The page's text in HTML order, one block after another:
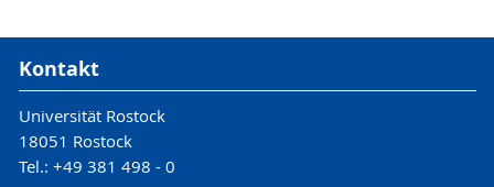
Kontakt
Universität Rostock
18051 Rostock
Tel.: +49 381 498 - 0